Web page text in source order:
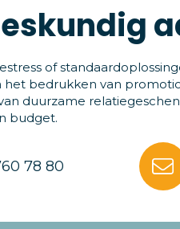
of
het bedrukken van
duurzame
budget.
78 80